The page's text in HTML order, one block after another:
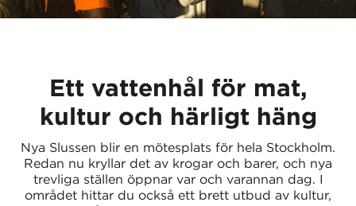
Ett vattenhål för mat,
kultur och härligt häng
Nya Slussen blir en mötesplats för hela Stockholm.
Redan nu kryllar det av krogar och barer, och nya
trevliga ställen öppnar var och varannan dag. I
området hittar du också ett brett utbud av kultur,